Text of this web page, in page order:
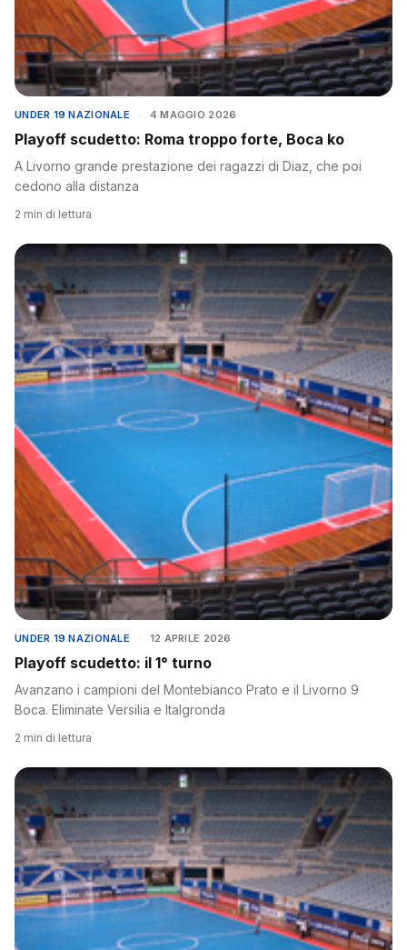
UNDER 19 NAZIONALE · 4 MAGGIO 2026
Playoff scudetto: Roma troppo forte, Boca ko
A Livorno grande prestazione dei ragazzi di Diaz, che poi
cedono alla distanza
2 min di lettura
UNDER 19 NAZIONALE · 12 APRILE 2026
Playoff scudetto: il 1° turno
Avanzano i campioni del Montebianco Prato e il Livorno 9
Boca. Eliminate Versilia e Italgronda
2 min di lettura